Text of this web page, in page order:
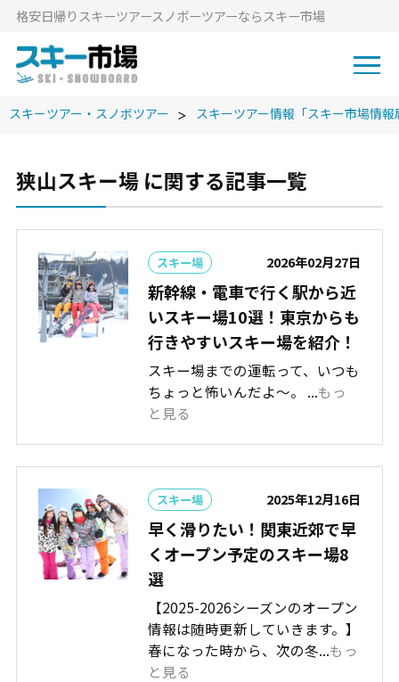
格安⽇帰りスキーツアースノボーツアーならスキー市場
スキーツアー・スノボツアー スキーツアー情報「スキー市場情報
狭山スキー場 に関する記事一覧
スキー場 2026年02月27日
新幹線・電車で行く駅から近
いスキー場10選！東京からも
行きやすいスキー場を紹介！
スキー場までの運転って、いつも
ちょっと怖いんだよ～。 ...もっ
と見る
スキー場 2025年12月16日
早く滑りたい！関東近郊で早
くオープン予定のスキー場8
選
【2025-2026シーズンのオープン
情報は随時更新していきます。】
春になった時から、次の冬...もっ
と見る